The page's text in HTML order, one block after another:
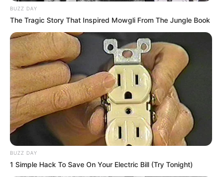
BUZZ DAY
The Tragic Story That Inspired Mowgli From The Jungle Book
BUZZ DAY
1 Simple Hack To Save On Your Electric Bill (Try Tonight)